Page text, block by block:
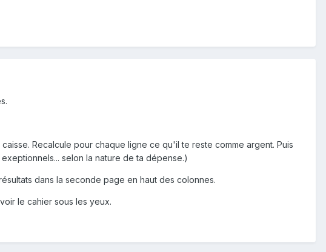
Recalcule pour chaque ligne ce qu'il te reste comme argent. Puis
selon la nature de ta dépense.)
dans la seconde page en haut des colonnes.
le cahier sous les yeux.